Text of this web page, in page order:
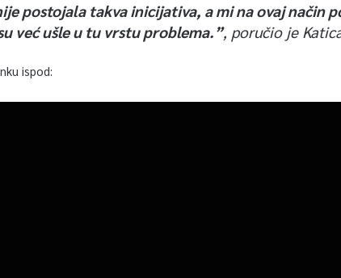
postojala takva inicijativa, a mi na ovaj način
već ušle u tu vrstu problema.”, poručio je
ispod: